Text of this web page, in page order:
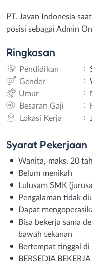
PT. Javan Indonesia
posisi sebagai Admin
Ringkasan
Pendidikan :
Gender
:
Umur
:
Besaran Gaji
:
Lokasi Kerja
:
Syarat Pekerjaan
Wanita, maks. 20
Belum menikah
Lulusam SMK
Pengalaman tidak
Dapat
Bisa bekerja sama
bawah tekanan
Bertempat tinggal di
BERSEDIA